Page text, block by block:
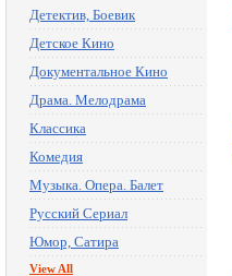
Детектив, Боевик
Детское Кино
Документальное Кино
Драма. Мелодрама
Классика
Комедия
Музыка. Опера. Балет
Русский Сериал
Юмор, Сатира
View All